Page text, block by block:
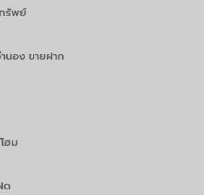
รัพย์
นอง ขายฝาก
ฮม
ด